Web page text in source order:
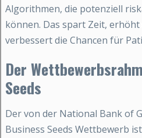
Algorithmen, die potenziell
können. Das spart Zeit,
verbessert die Chancen für
Der
Seeds
Der von der National Bank of
Business Seeds Wettbewerb